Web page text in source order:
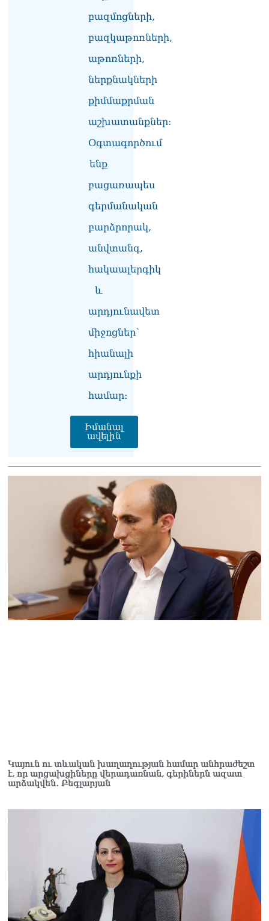
բազմոցների,
բազկաթոռների,
աթոռների,
ներքնակների
քիմմաքրման
աշխատանքներ:
Օգտագործում
ենք
բացառապես
գերմանական
բարձրորակ,
անվտանգ,
հակաալերգիկ
և
արդյունավետ
միջոցներ՝
հիանալի
արդյունքի
համար։
Իմանալ
ավելին
ՏԵՍԱՆՅՈւԹ․ Սկսեցին
հնչել զանգերը, երբ
հետ մտավ Մայր Տաճար
ՏԵՍԱՆՅՈւԹ․
Հակասաֆարովյան օրենքը
թշնամանքի մասին չէ.
Շիրազ Մանուկյան
07.08.2026
հետևություն անեն այս
օրերից․ Անդրանիկ
Գևորգյան
07.08.2026
Ամենայն հայոց
դատավորը ինքնաբացարկ
ՏԵՍԱՆՅՈւԹ․ «Վեհափառ,
վեհափառ»
վանկարկումների ու
հավատավոր ժողովրդի
հոծ բազմության միջով
Կաթողիկոսը մտավ
դատարան
07.08.2026
Ռուսաստանում հայտնել
են, որ կանխել են
Հայաստան 16 մլն ռուբլու
Կայուն ու տևական խաղաղության համար անհրաժեշտ
է, որ արցախցիները վերադառնան, գերիներն ազատ
արձակվեն․ Բեգլարյան